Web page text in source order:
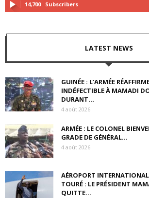
14,700 Subscribers
LATEST NEWS
GUINÉE : L’ARMÉE
INDÉFECTIBLE À MAMADI
DURANT...
4 août 2026
ARMÉE : LE COLONEL
GRADE DE GÉNÉRAL...
4 août 2026
AÉROPORT
TOURÉ : LE PRÉSIDENT
QUITTE...